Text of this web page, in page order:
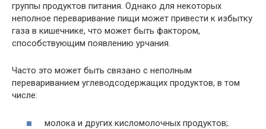
группы продуктов питания. Однако для некоторых
неполное переваривание пищи может привести к избытку
газа в кишечнике, что может быть фактором,
способствующим появлению урчания.
Часто это может быть связано с неполным
перевариванием углеводсодержащих продуктов, в том
числе:
молока и других кисломолочных продуктов;.